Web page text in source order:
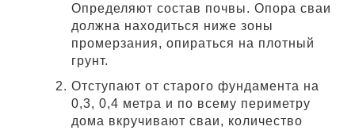
Определяют состав почвы. Опора сваи
должна находиться ниже зоны
промерзания, опираться на плотный
грунт.
Отступают от старого фундамента на
0,3, 0,4 метра и по всему периметру
дома вкручивают сваи, количество